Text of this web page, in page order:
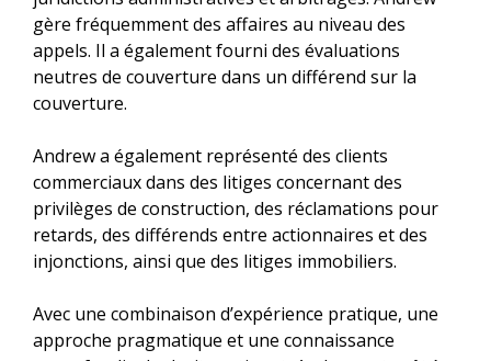
gère fréquemment des affaires au niveau des
appels. Il a également fourni des évaluations
neutres de couverture dans un différend sur la
couverture.
Andrew a également représenté des clients
commerciaux dans des litiges concernant des
privilèges de construction, des réclamations pour
retards, des différends entre actionnaires et des
injonctions, ainsi que des litiges immobiliers.
Avec une combinaison d’expérience pratique, une
approche pragmatique et une connaissance